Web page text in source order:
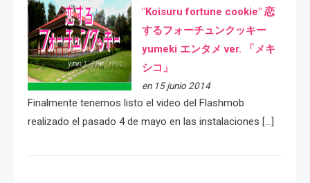
"Koisuru fortune cookie" 恋
するフォーチュンクッキー
yumeki エンタメ ver. 「メキ
シコ」
en 15 junio 2014
Finalmente tenemos listo el video del Flashmob
realizado el pasado 4 de mayo en las instalaciones […]